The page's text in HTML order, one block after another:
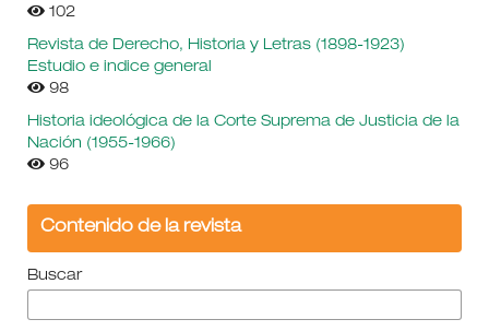
102
Revista de Derecho, Historia y Letras (1898-1923)
Estudio e indice general
98
Historia ideológica de la Corte Suprema de Justicia de la
Nación (1955-1966)
96
Contenido de la revista
Buscar